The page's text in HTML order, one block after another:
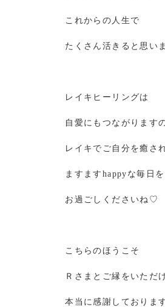
これからの人生で
たくさん活きると思い
レイキヒーリングは
自愛にもつながります
レイキでご自分を癒さ
ますますhappyな毎日を
お過ごしくださいね♡
こちらのほうこそ
Ｒさまとご縁をいただ
本当に感謝しておりま